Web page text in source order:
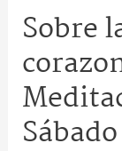
Sobre
Sábado